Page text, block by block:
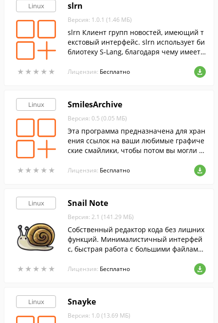
Linux
★ ★ ★ ★ ★
★ ★ ★ ★ ★
slrn
Версия: 1.0.1 (1.46 МБ)
slrn Клиент групп новостей, имеющий т
екстовый интерфейс. slrn использует би
блиотеку S-Lang, благодаря чему имеет
асширению.
Лицензия: Бесплатно
Linux
★ ★ ★ ★ ★
★ ★ ★ ★ ★
SmilesArchive
Версия: 0.5 (0.05 МБ)
Эта программа предназначена для хран
ения ссылок на ваши любимые графиче
ские смайлики, чтобы потом вы могли б
общение на форуме.
Лицензия: Бесплатно
Linux
★ ★ ★ ★ ★
★ ★ ★ ★ ★
Snail Note
Версия: 2.1 (141.29 МБ)
Собственный редактор кода без лишних
функций. Минималистичный интерфей
с, быстрая работа с большими файлами
са для повседневной разработки.
Лицензия: Бесплатно
Linux Snayke
Версия: 1.0 (13.69 МБ)